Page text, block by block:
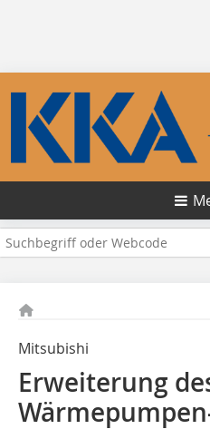
Mitsubishi
Erweiterung